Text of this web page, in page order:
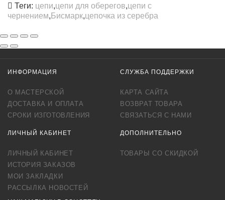
Теги: цепи,цепи для оберегов,цепи с
чернением, Бисмарк,цепочка из серебра
ИНФОРМАЦИЯ
О МАСТЕРСКОЙ
ДОСТАВКА И ОПЛАТА
СРОКИ ИЗГОТОВЛЕНИЯ
СЛУЖБА ПОДДЕРЖКИ
КАРТА САЙТА
ВОЗВРАТ ТОВАРА
СВЯЗАТЬСЯ С НАМИ
ЛИЧНЫЙ КАБИНЕТ
ЛИЧНЫЙ КАБИНЕТ
ИСТОРИЯ ЗАКАЗОВ
МОИ ЗАКЛАДКИ
РАССЫЛКА НОВОСТЕЙ
ДОПОЛНИТЕЛЬНО
ТОВАРЫ СО СКИДКОЙ